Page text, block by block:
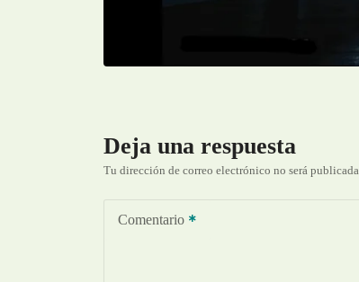
Deja una respuesta
Tu dirección de correo electrónico no será publicada.
Comentario